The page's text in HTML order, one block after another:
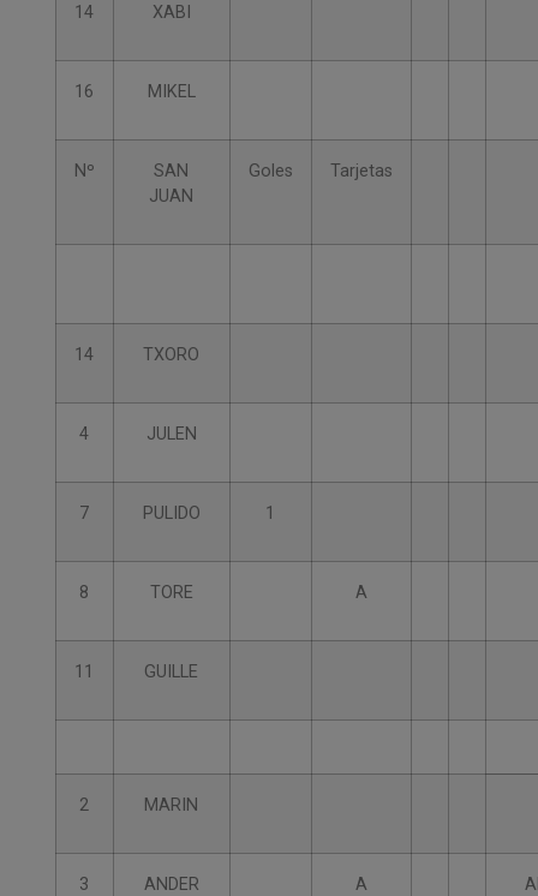
14 XABI
16 MIKEL
Nº
SAN
JUAN
Goles Tarjetas
14 TXORO
4 JULEN
7 PULIDO 1
8 TORE A
11 GUILLE
2 MARIN
3 ANDER A